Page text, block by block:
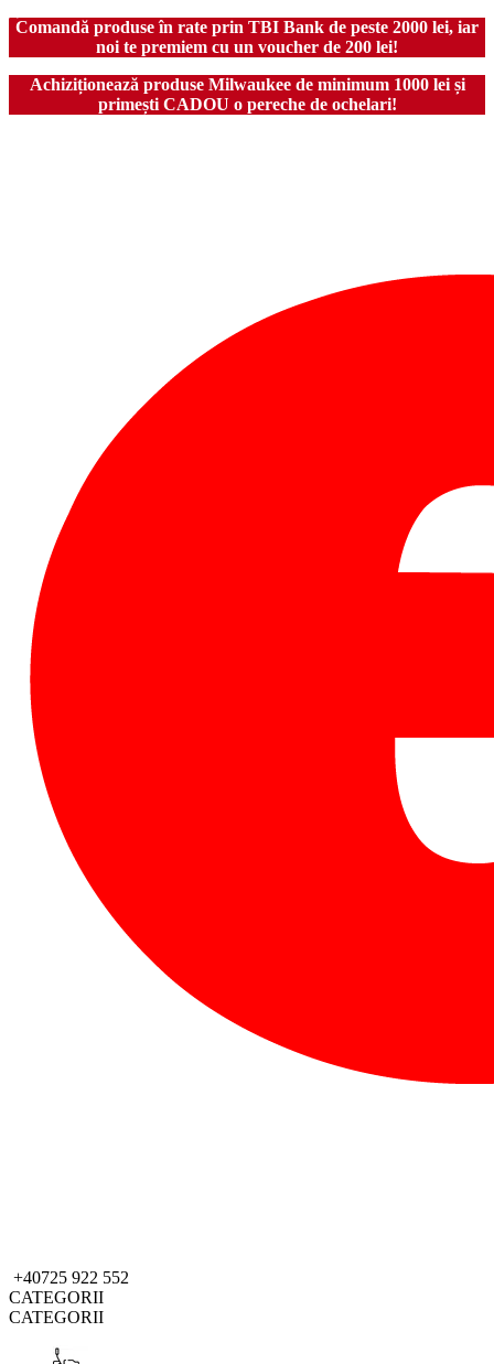
Comandă produse în rate prin TBI Bank de peste 2000 lei, iar
noi te premiem cu un voucher de 200 lei!
Achiziționează produse Milwaukee de minimum 1000 lei și
primești CADOU o pereche de ochelari!
+40725 922 552
CATEGORII
CATEGORII